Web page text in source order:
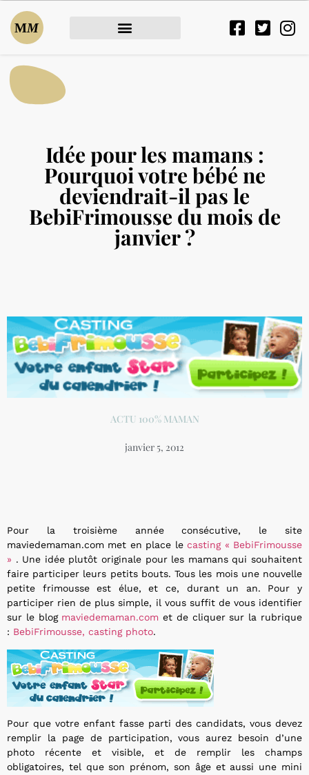
Idée pour les mamans :
Pourquoi votre bébé ne
deviendrait-il pas le
BebiFrimousse du mois de
janvier ?
ACTU 100% MAMAN
janvier 5, 2012
Pour la troisième année consécutive, le site
maviedemaman.com met en place lecasting « BebiFrimousse
» . Une idée plutôt originale pour les mamans qui souhaitent
faire participer leurs petits bouts. Tous les mois une nouvelle
petite frimousse est élue, et ce, durant un an. Pour y
participer rien de plus simple, il vous suffit de vous identifier
sur le blog maviedemaman.com et de cliquer sur la rubrique
: BebiFrimousse, casting photo.
Pour que votre enfant fasse parti des candidats, vous devez
remplir la page de participation, vous aurez besoin d’une
photo récente et visible, et de remplir les champs
obligatoires, tel que son prénom, son âge et aussi une mini